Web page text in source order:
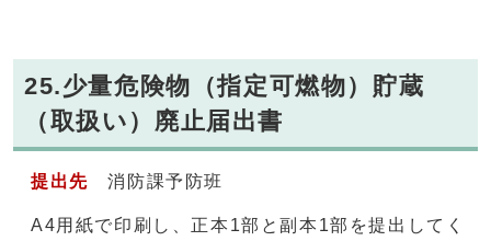
25.少量危険物（指定可燃物）貯蔵
（取扱い）廃止届出書
提出先消防課予防班
A4用紙で印刷し、正本1部と副本1部を提出してく